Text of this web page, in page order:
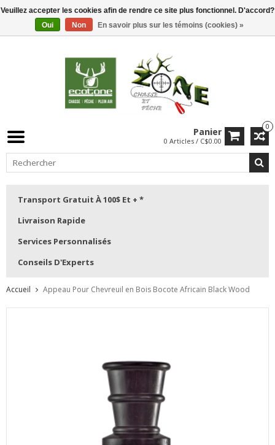
0
Panier
0 Articles / C$0.00
Transport Gratuit À 100$ Et + *
Livraison Rapide
Services Personnalisés
Conseils D'Experts
Accueil Appeau Pour Chevreuil en Bois Bocote Africain Black Wood
Veuillez accepter les cookies afin de rendre ce site plus fonctionnel. D'accord?
Oui
Non En savoir plus sur les témoins (cookies) »